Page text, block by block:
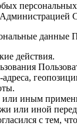
данные
действия.
иным
или иной
с тем,